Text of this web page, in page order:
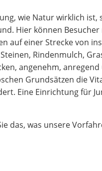
wie Natur wirklich ist,
Hier können
auf einer Strecke von
Rindenmulch,
angenehm, anregend
Grundsätzen die
Eine Einrichtung für
das, was unsere